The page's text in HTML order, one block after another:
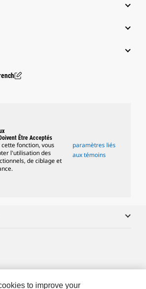
Être Acceptés
fonction, vous
l'utilisation des
de ciblage et
paramètres liés
aux témoins
to improve your